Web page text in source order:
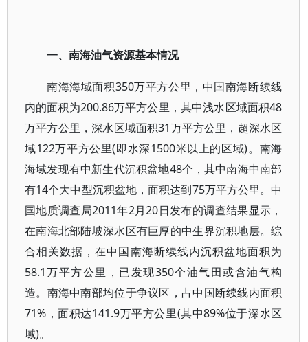
一、南海油气资源基本情况
南海海域面积350万平方公里，中国南海断续线
内的面积为200.86万平方公里，其中浅水区域面积48
万平方公里，深水区域面积31万平方公里，超深水区
域122万平方公里(即水深1500米以上的区域)。南海
海域发现有中新生代沉积盆地48个，其中南海中南部
有14个大中型沉积盆地，面积达到75万平方公里。中
国地质调查局2011年2月20日发布的调查结果显示，
在南海北部陆坡深水区有巨厚的中生界沉积地层。综
合相关数据，在中国南海断续线内沉积盆地面积为
58.1万平方公里，已发现350个油气田或含油气构
造。南海中南部均位于争议区，占中国断续线内面积
71%，面积达141.9万平方公里(其中89%位于深水区
域)。